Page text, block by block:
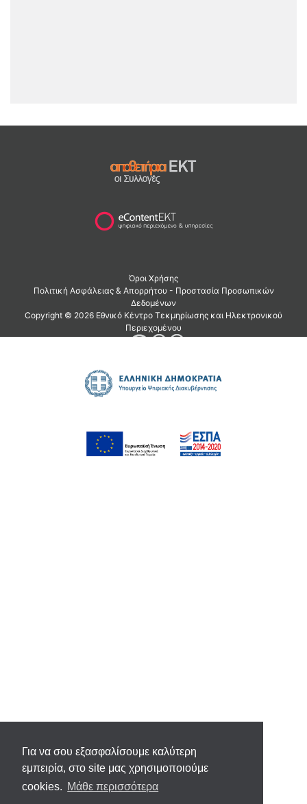
Για να σου εξασφαλίσουμε καλύτερη
εμπειρία, στο site μας χρησιμοποιούμε
cookies. Μάθε περισσότερα